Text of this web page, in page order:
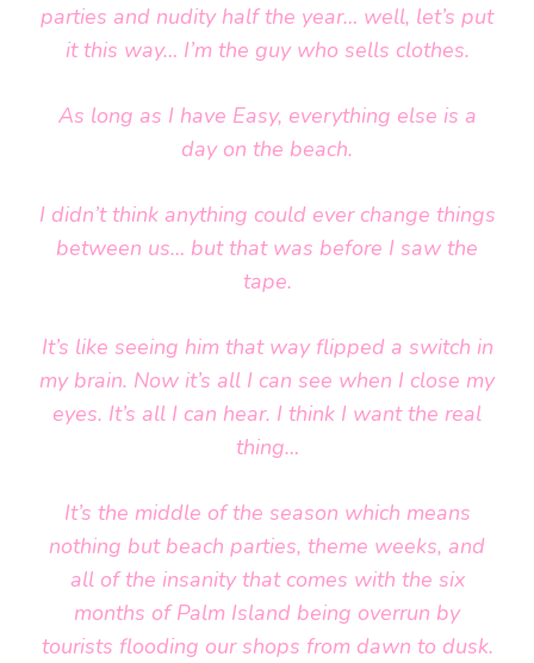
parties and nudity half the year… well, let’s put
it this way… I’m the guy who sells clothes.
As long as I have Easy, everything else is a
day on the beach.
I didn’t think anything could ever change things
between us… but that was before I saw the
tape.
It’s like seeing him that way flipped a switch in
my brain. Now it’s all I can see when I close my
eyes. It’s all I can hear. I think I want the real
thing…
It’s the middle of the season which means
nothing but beach parties, theme weeks, and
all of the insanity that comes with the six
months of Palm Island being overrun by
tourists flooding our shops from dawn to dusk.